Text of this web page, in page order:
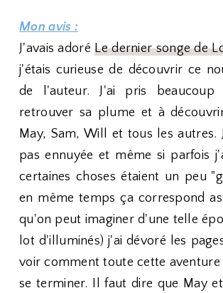
Mon avis :
J'avais adoréLe dernier songe de
j'étais curieuse de découvrir ce
de l'auteur. J'ai pris
retrouver sa plume et à
May, Sam, Will et tous les autres.
pas ennuyée et même si parfois
certaines choses étaient un peu
en même temps ça correspond
qu'on peut imaginer d'une telle
lot d'illuminés) j'ai dévoré les
voir comment toute cette
se terminer. Il faut dire que May